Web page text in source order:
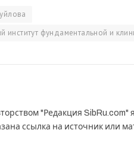
институт фундаментальной и
"Редакция SibRu.com"
ссылка на источник или